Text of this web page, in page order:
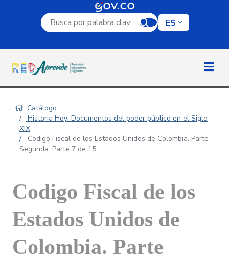
Campo de búsqueda por palabra clave
ES
Catálogo
Historia Hoy: Documentos del poder público en el Siglo
XIX
Codigo Fiscal de los Estados Unidos de Colombia. Parte
Segunda: Parte 7 de 15
Codigo Fiscal de los
Estados Unidos de
Colombia. Parte